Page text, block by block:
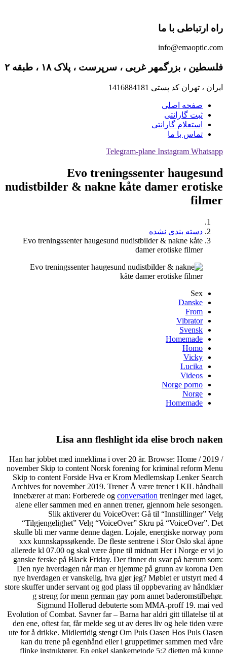
۱۸ ، طبقه ۲
Evo
nudistbilder &
Evo treningssenter
Lisa ann
Han har jobbet med
november Skip to content
Skip to content Forside
Archives for november
innebærer at man:
alene eller sammen med
Slik aktiverer
“Tilgjengelighet” Velg
skulle bli mer varme
xxx kunnskapssøkende.
allerede kl 07.00 og skal
ganske ferske på Black
Den nye hverdagen når
nye hverdagen er
store skuffer under servant
g streng for menn
Sigmund Hollerud
Evolution of Combat.
den ene, oftest far, får
ute for å drikke. Midlertidig
kan du trene på
flinke instruktører. En